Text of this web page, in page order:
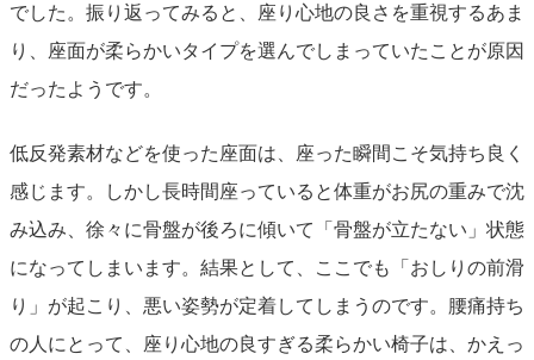
でした。振り返ってみると、座り心地の良さを重視するあま
り、座面が柔らかいタイプを選んでしまっていたことが原因
だったようです。
低反発素材などを使った座面は、座った瞬間こそ気持ち良く
感じます。しかし長時間座っていると体重がお尻の重みで沈
み込み、徐々に骨盤が後ろに傾いて「骨盤が立たない」状態
になってしまいます。結果として、ここでも「おしりの前滑
り」が起こり、悪い姿勢が定着してしまうのです。腰痛持ち
の人にとって、座り心地の良すぎる柔らかい椅子は、かえっ